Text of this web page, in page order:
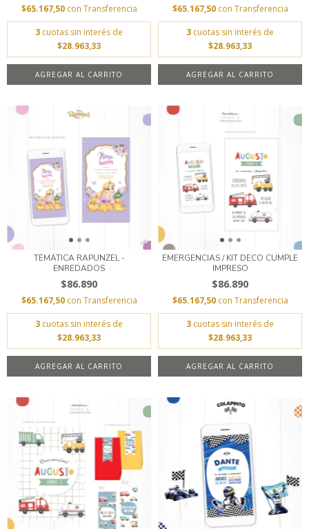
$65.167,50 con Transferencia
3 cuotas sin interés de
$28.963,33
$65.167,50 con Transferencia
3 cuotas sin interés de
$28.963,33
TEMÁTICA RAPUNZEL -
ENREDADOS
$86.890
$65.167,50 con Transferencia
3 cuotas sin interés de
$28.963,33
AGREGAR AL CARRITO
EMERGENCIAS / KIT DECO CUMPLE
IMPRESO
$86.890
$65.167,50 con Transferencia
3 cuotas sin interés de
$28.963,33